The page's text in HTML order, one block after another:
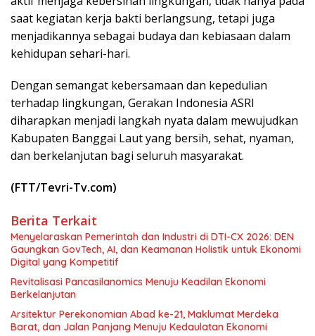
saat kegiatan kerja bakti berlangsung, tetapi juga
menjadikannya sebagai budaya dan kebiasaan dalam
kehidupan sehari-hari.
Dengan semangat kebersamaan dan kepedulian
terhadap lingkungan, Gerakan Indonesia ASRI
diharapkan menjadi langkah nyata dalam mewujudkan
Kabupaten Banggai Laut yang bersih, sehat, nyaman,
dan berkelanjutan bagi seluruh masyarakat.
(FTT/Tevri-Tv.com)
Berita Terkait
Menyelaraskan Pemerintah dan Industri di DTI-CX 2026: DEN
Gaungkan GovTech, AI, dan Keamanan Holistik untuk Ekonomi
Digital yang Kompetitif
Revitalisasi Pancasilanomics Menuju Keadilan Ekonomi
Berkelanjutan
Arsitektur Perekonomian Abad ke-21, Maklumat Merdeka
Barat, dan Jalan Panjang Menuju Kedaulatan Ekonomi